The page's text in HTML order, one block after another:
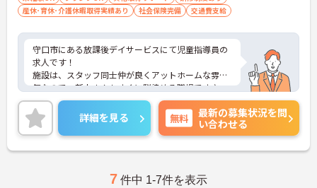
産休･育休･介護休暇取得実績あり
社会保険完備 交通費支給
守口市にある放課後デイサービスにて児童指導員の
求人です！
施設は、スタッフ同士仲が良くアットホームな雰囲
気なので、新人さんもすぐに馴染める職場です♪
ご興味がある方は是非一度マイナビまでお問い合わ
せください。さらに詳細などお伝えします！
詳細を見る 無料
最新の募集状況を問
い合わせる
7 件中 1-7件を表示